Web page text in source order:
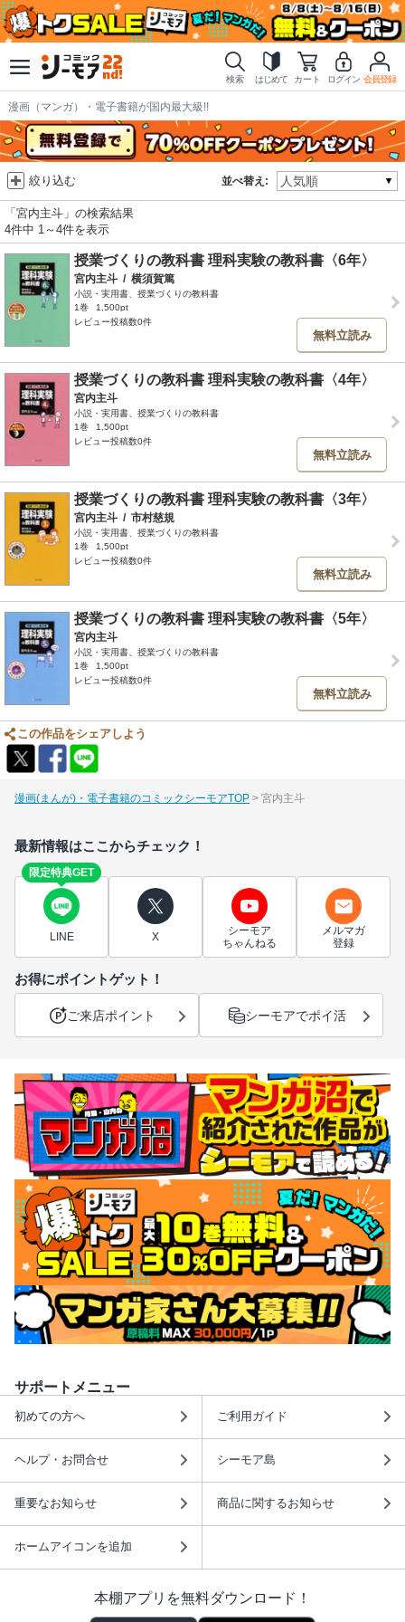
検索 はじめて カート ログイン 会員登録
漫画（マンガ）・電子書籍が国内最大級!!
並べ替え:
絞り込む
「宮内主斗」の検索結果
4件中 1～4件を表示
授業づくりの教科書 理科実験の教科書〈6年〉
宮内主斗 / 横須賀篤
小説・実用書、授業づくりの教科書
1巻
1,500pt
レビュー投稿数0件
無料立読み
授業づくりの教科書 理科実験の教科書〈4年〉
宮内主斗
小説・実用書、授業づくりの教科書
1巻
1,500pt
レビュー投稿数0件
無料立読み
授業づくりの教科書 理科実験の教科書〈3年〉
宮内主斗 / 市村慈規
小説・実用書、授業づくりの教科書
1巻
1,500pt
レビュー投稿数0件
無料立読み
授業づくりの教科書 理科実験の教科書〈5年〉
宮内主斗
小説・実用書、授業づくりの教科書
1巻
1,500pt
レビュー投稿数0件
無料立読み
この作品をシェアしよう
漫画(まんが)・電子書籍のコミックシーモアTOP 宮内主斗
最新情報はここからチェック！
限定特典GET
LINE X
シーモア
ちゃんねる
メルマガ
登録
お得にポイントゲット！
ご来店ポイント シーモアでポイ活
サポートメニュー
初めての方へ ご利用ガイド
ヘルプ・お問合せ シーモア島
重要なお知らせ 商品に関するお知らせ
ホームアイコンを追加
本棚アプリを無料ダウンロード！